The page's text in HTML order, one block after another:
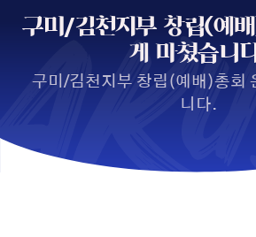
구미/김천지부 창립(예
게 마쳤습니
구미/김천지부 창립(예배)총회
니다.